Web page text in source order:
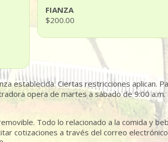
FIANZA
$200.00
establecida. Ciertas restricciones aplican.
opera de martes a sábado de 9:00 a.m.
Todo lo relacionado a la comida y
cotizaciones a través del correo